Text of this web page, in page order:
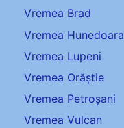
Vremea Brad
Vremea Hunedoara
Vremea Lupeni
Vremea Orăștie
Vremea Petroșani
Vremea Vulcan